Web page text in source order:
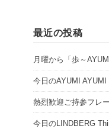
最近の投稿
月曜から「歩～
今日のAYUMI AYUMI
熱烈歓迎ご持参フレ
今日のLINDBERG